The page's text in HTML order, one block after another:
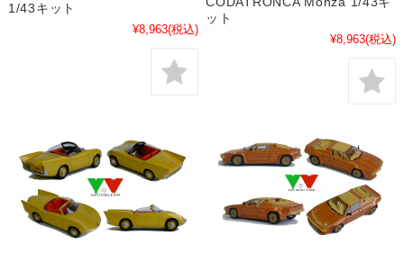
1/43キット
¥8,963(税込)
ット
¥8,963(税込)